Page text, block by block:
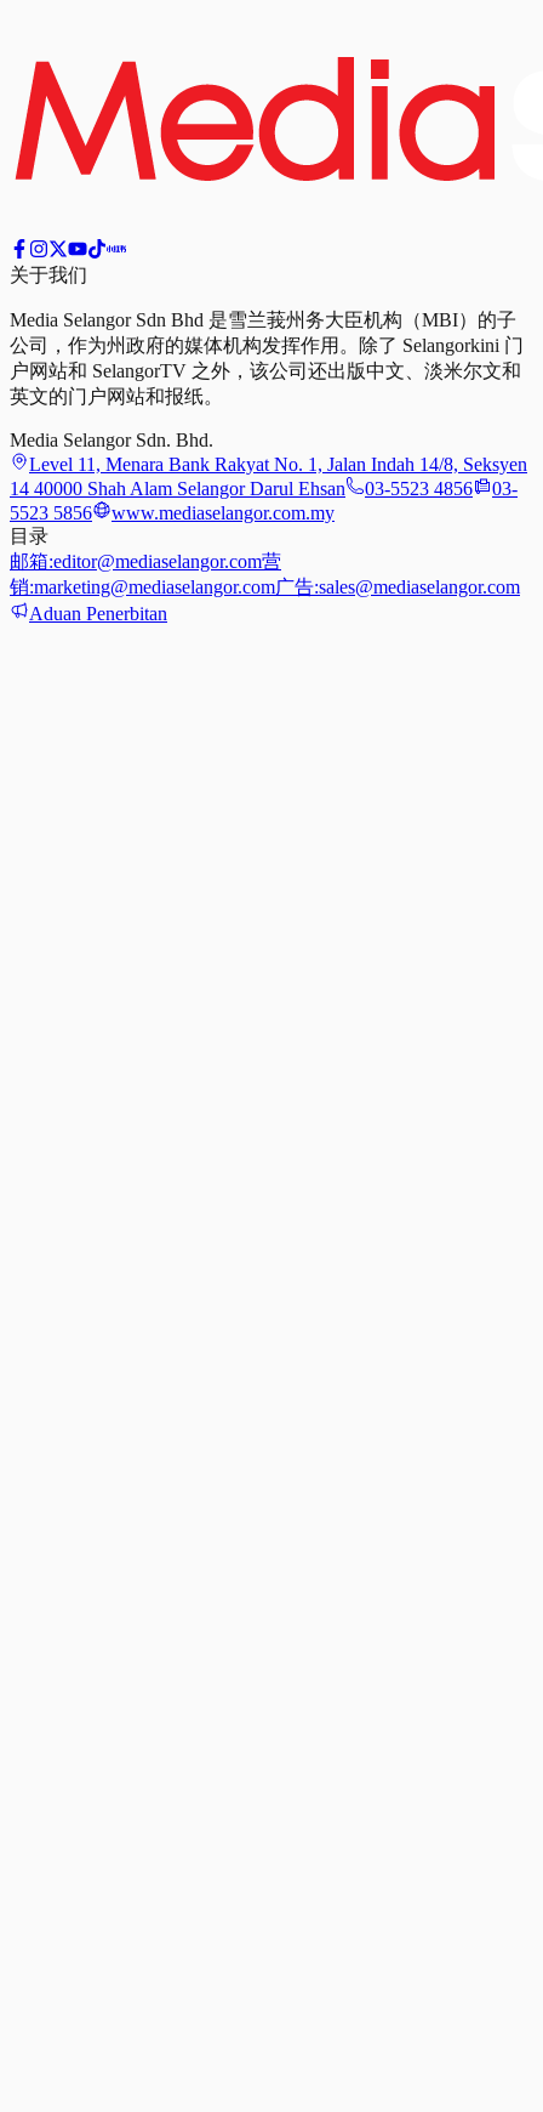
关于我们
Media Selangor Sdn Bhd 是雪兰莪州务大臣机构（MBI）的子
公司，作为州政府的媒体机构发挥作用。除了 Selangorkini 门
户网站和 SelangorTV 之外，该公司还出版中文、淡米尔文和
英文的门户网站和报纸。
Media Selangor Sdn. Bhd.
Level 11, Menara Bank Rakyat No. 1, Jalan Indah 14/8, Seksyen
14 40000 Shah Alam Selangor Darul Ehsan
03-5523 4856
03-
5523 5856
www.mediaselangor.com.my
目录
邮箱:editor@mediaselangor.com营
销:marketing@mediaselangor.com广告:sales@mediaselangor.com
Aduan Penerbitan